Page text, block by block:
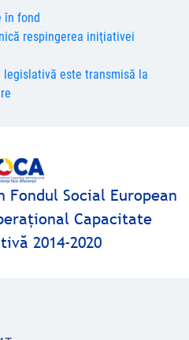
în fond
respingerea iniţiativei
este transmisă la
Social European
Capacitate
2014-2020